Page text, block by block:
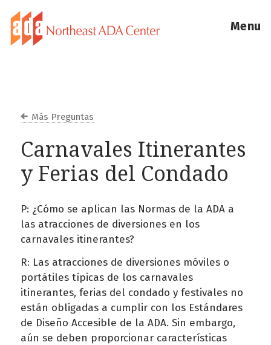
Menu
Más Preguntas
Carnavales Itinerantes
y Ferias del Condado
P: ¿Cómo se aplican las Normas de la ADA a
las atracciones de diversiones en los
carnavales itinerantes?
R: Las atracciones de diversiones móviles o
portátiles típicas de los carnavales
itinerantes, ferias del condado y festivales no
están obligadas a cumplir con los Estándares
de Diseño Accesible de la ADA. Sin embargo,
aún se deben proporcionar características